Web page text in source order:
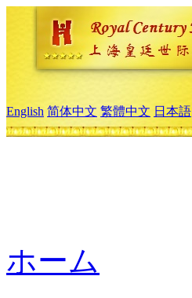
English 简体中文 繁體中文 日本語
ホーム